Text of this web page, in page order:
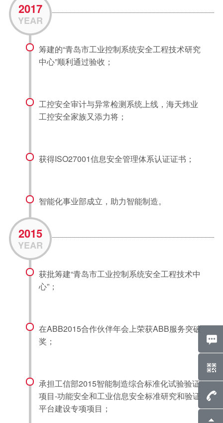
2017
YEAR
筹建的“青岛市工业控制系统安全工程技术研究
中心”顺利通过验收；
工控安全审计与异常检测系统上线，海天炜业
工控安全家族又添力将；
获得ISO27001信息安全管理体系认证证书；
智能化事业部成立，助力智能制造。
2015
YEAR
获批筹建“青岛市工业控制系统安全工程技术中
心”；
在ABB2015合作伙伴年会上荣获ABB服务突破
奖；
承担工信部2015智能制造综合标准化试验验证
项目-功能安全和工业信息安全标准研究和验证
平台建设专项项目；